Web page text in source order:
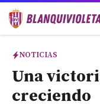
Saltar
NOTICIAS
Una
creciendo